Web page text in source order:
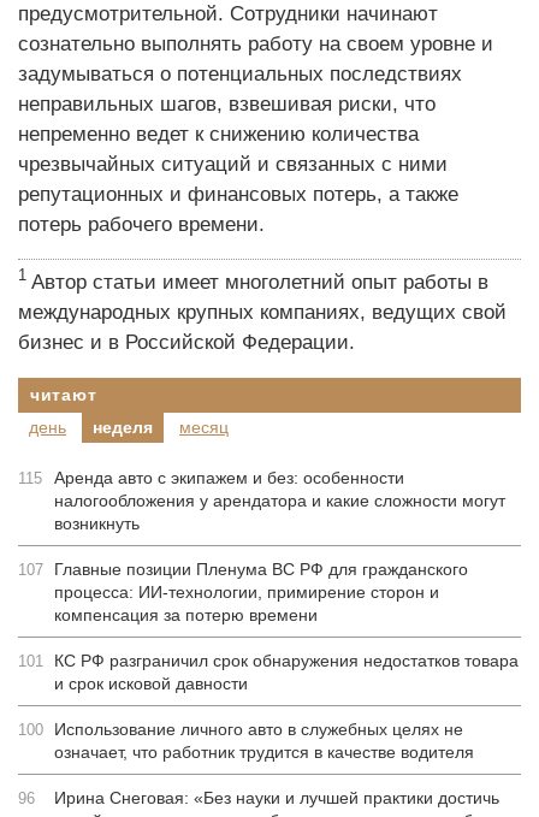
предусмотрительной. Сотрудники начинают
сознательно выполнять работу на своем уровне и
задумываться о потенциальных последствиях
неправильных шагов, взвешивая риски, что
непременно ведет к снижению количества
чрезвычайных ситуаций и связанных с ними
репутационных и финансовых потерь, а также
потерь рабочего времени.
1 Автор статьи имеет многолетний опыт работы в
международных крупных компаниях, ведущих свой
бизнес и в Российской Федерации.
читают
день
неделя месяц
115
Аренда авто с экипажем и без: особенности
налогообложения у арендатора и какие сложности могут
возникнуть
107
Главные позиции Пленума ВС РФ для гражданского
процесса: ИИ-технологии, примирение сторон и
компенсация за потерю времени
101
КС РФ разграничил срок обнаружения недостатков товара
и срок исковой давности
100
Использование личного авто в служебных целях не
означает, что работник трудится в качестве водителя
96
Ирина Снеговая: «Без науки и лучшей практики достичь